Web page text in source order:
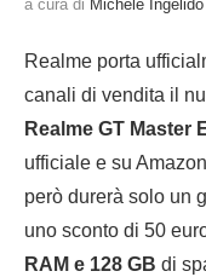
a cura di Michele Ingelido
Realme porta
canali di vendita il
Realme GT Master
ufficiale e su
però durerà solo un
uno sconto di 50
RAM e 128 GB di